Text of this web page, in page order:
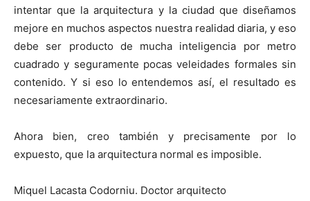
intentar que la arquitectura y la ciudad que diseñamos
mejore en muchos aspectos nuestra realidad diaria, y eso
debe ser producto de mucha inteligencia por metro
cuadrado y seguramente pocas veleidades formales sin
contenido. Y si eso lo entendemos así, el resultado es
necesariamente extraordinario.
Ahora bien, creo también y precisamente por lo
expuesto, que la arquitectura normal es imposible.
Miquel Lacasta Codorniu. Doctor arquitecto